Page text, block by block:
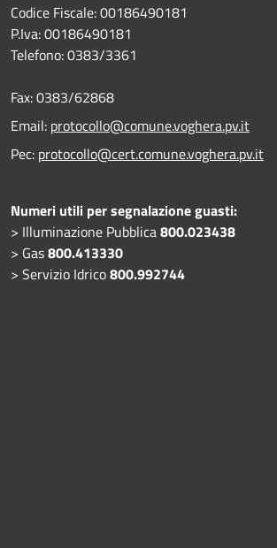
Codice Fiscale: 00186490181
P.Iva: 00186490181
Telefono:0383/3361
Fax:0383/62868
Email: protocollo@comune.voghera.pv.it
Pec: protocollo@cert.comune.voghera.pv.it
Numeri utili per segnalazione guasti:
> Illuminazione Pubblica800.023438
> Gas800.413330
> Servizio Idrico800.992744